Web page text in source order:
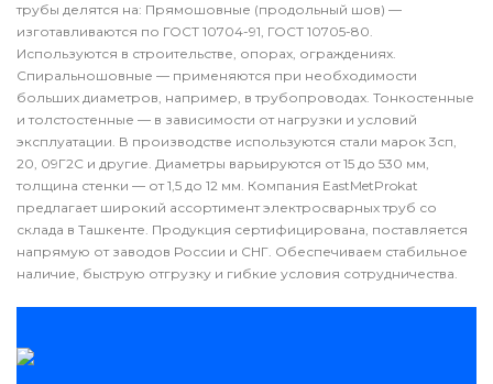
трубы делятся на: Прямошовные (продольный шов) —
изготавливаются по ГОСТ 10704-91, ГОСТ 10705-80.
Используются в строительстве, опорах, ограждениях.
Спиральношовные — применяются при необходимости
больших диаметров, например, в трубопроводах. Тонкостенные
и толстостенные — в зависимости от нагрузки и условий
эксплуатации. В производстве используются стали марок 3сп,
20, 09Г2С и другие. Диаметры варьируются от 15 до 530 мм,
толщина стенки — от 1,5 до 12 мм. Компания EastMetProkat
предлагает широкий ассортимент электросварных труб со
склада в Ташкенте. Продукция сертифицирована, поставляется
напрямую от заводов России и СНГ. Обеспечиваем стабильное
наличие, быструю отгрузку и гибкие условия сотрудничества.